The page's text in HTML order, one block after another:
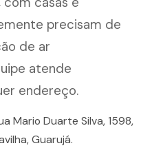
precisam de
de ar
atende
endereço.
Mario Duarte Silva, 1598,
Guarujá.